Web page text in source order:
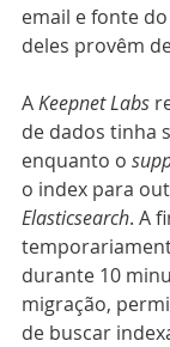
email e fonte
deles provêm
A Keepnet Labs
de dados tinha
enquanto o
o index para
Elasticsearch. A
durante 10
migração,
de buscar